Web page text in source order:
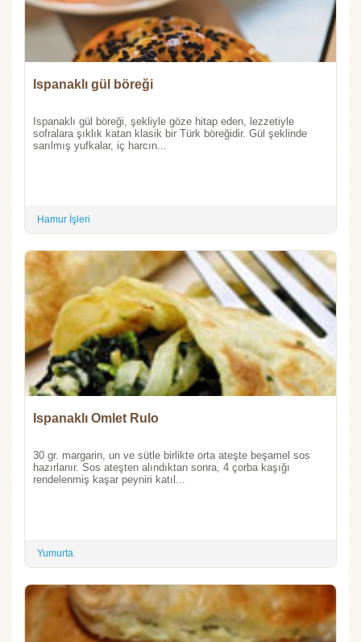
Ispanaklı gül böreği
Ispanaklı gül böreği, şekliyle göze hitap eden, lezzetiyle
sofralara şıklık katan klasik bir Türk böreğidir. Gül şeklinde
sarılmış yufkalar, iç harcın...
Hamur İşleri
Ispanaklı Omlet Rulo
30 gr. margarin, un ve sütle birlikte orta ateşte beşamel sos
hazırlanır. Sos ateşten alındıktan sonra, 4 çorba kaşığı
rendelenmiş kaşar peyniri katıl...
Yumurta